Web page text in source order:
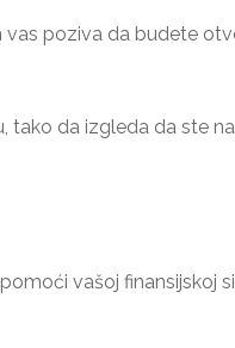
vas poziva da budete
tako da izgleda da ste
vašoj finansijskoj